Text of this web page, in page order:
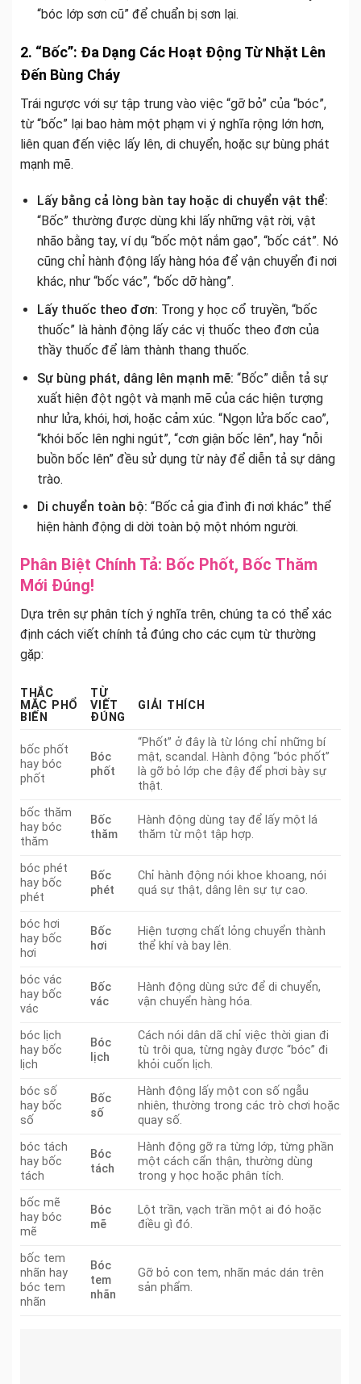
“bóc lớp sơn cũ” để chuẩn bị sơn lại.
2. “Bốc”: Đa Dạng Các Hoạt Động Từ Nhặt Lên
Đến Bùng Cháy
Trái ngược với sự tập trung vào việc “gỡ bỏ” của “bóc”,
từ “bốc” lại bao hàm một phạm vi ý nghĩa rộng lớn hơn,
liên quan đến việc lấy lên, di chuyển, hoặc sự bùng phát
mạnh mẽ.
Lấy bằng cả lòng bàn tay hoặc di chuyển vật thể:
“Bốc” thường được dùng khi lấy những vật rời, vật
nhão bằng tay, ví dụ “bốc một nắm gạo”, “bốc cát”. Nó
cũng chỉ hành động lấy hàng hóa để vận chuyển đi nơi
khác, như “bốc vác”, “bốc dỡ hàng”.
Lấy thuốc theo đơn: Trong y học cổ truyền, “bốc
thuốc” là hành động lấy các vị thuốc theo đơn của
thầy thuốc để làm thành thang thuốc.
Sự bùng phát, dâng lên mạnh mẽ: “Bốc” diễn tả sự
xuất hiện đột ngột và mạnh mẽ của các hiện tượng
như lửa, khói, hơi, hoặc cảm xúc. “Ngọn lửa bốc cao”,
“khói bốc lên nghi ngút”, “cơn giận bốc lên”, hay “nỗi
buồn bốc lên” đều sử dụng từ này để diễn tả sự dâng
trào.
Di chuyển toàn bộ: “Bốc cả gia đình đi nơi khác” thể
hiện hành động di dời toàn bộ một nhóm người.
Phân Biệt Chính Tả: Bốc Phốt, Bốc Thăm
Mới Đúng!
Dựa trên sự phân tích ý nghĩa trên, chúng ta có thể xác
định cách viết chính tả đúng cho các cụm từ thường
gặp:
THẮC
MẮC PHỔ
BIẾN
TỪ
VIẾT
ĐÚNG
GIẢI THÍCH
bốc phốt
hay bóc
phốt
Bóc
phốt
“Phốt” ở đây là từ lóng chỉ những bí
mật, scandal. Hành động “bóc phốt”
là gỡ bỏ lớp che đậy để phơi bày sự
thật.
bốc thăm
hay bóc
thăm
Bốc
thăm
Hành động dùng tay để lấy một lá
thăm từ một tập hợp.
bóc phét
hay bốc
phét
Bốc
phét
Chỉ hành động nói khoe khoang, nói
quá sự thật, dâng lên sự tự cao.
bóc hơi
hay bốc
hơi
Bốc
hơi
Hiện tượng chất lỏng chuyển thành
thể khí và bay lên.
bóc vác
hay bốc
vác
Bốc
vác
Hành động dùng sức để di chuyển,
vận chuyển hàng hóa.
bóc lịch
hay bốc
lịch
Bóc
lịch
Cách nói dân dã chỉ việc thời gian đi
tù trôi qua, từng ngày được “bóc” đi
khỏi cuốn lịch.
bóc số
hay bốc
số
Bốc
số
Hành động lấy một con số ngẫu
nhiên, thường trong các trò chơi hoặc
quay số.
bóc tách
hay bốc
tách
Bóc
tách
Hành động gỡ ra từng lớp, từng phần
một cách cẩn thận, thường dùng
trong y học hoặc phân tích.
bốc mẽ
hay bóc
mẽ
Bóc
mẽ
Lột trần, vạch trần một ai đó hoặc
điều gì đó.
bốc tem
nhãn hay
bóc tem
nhãn
Bóc
tem
nhãn
Gỡ bỏ con tem, nhãn mác dán trên
sản phẩm.